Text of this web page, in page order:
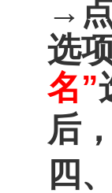
→
选
名”
后
四